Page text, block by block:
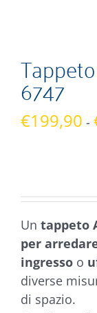
6747
€199,90 -
Un tappeto
per
ingresso o
diverse
di spazio.